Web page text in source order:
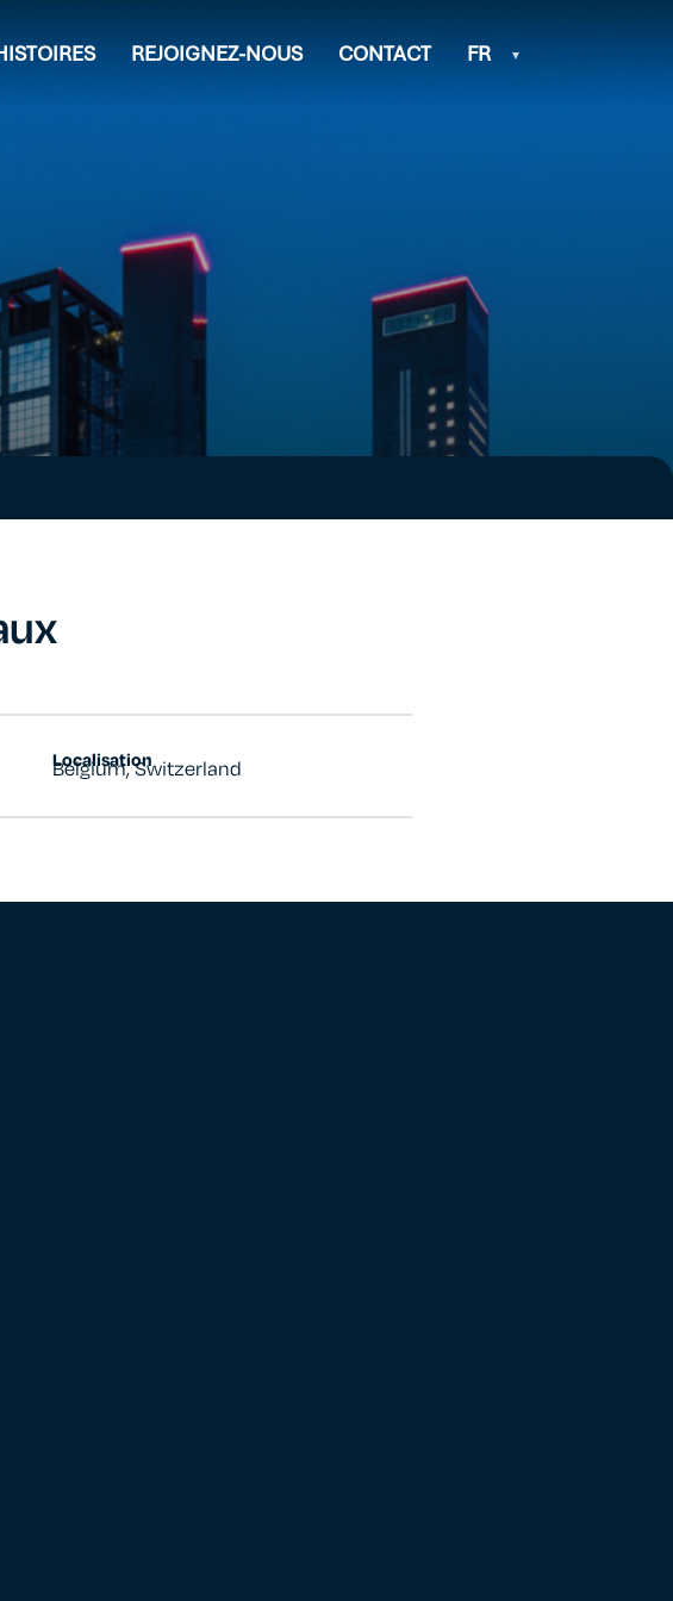
REJOIGNEZ-NOUS CONTACT FR
Localisation
Belgium,Switzerland